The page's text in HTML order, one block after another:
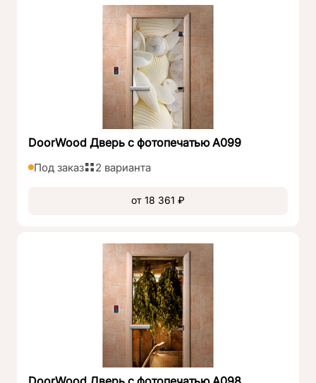
DoorWood Дверь с фотопечатью А099
Под заказ 2 варианта
от 18 361 ₽